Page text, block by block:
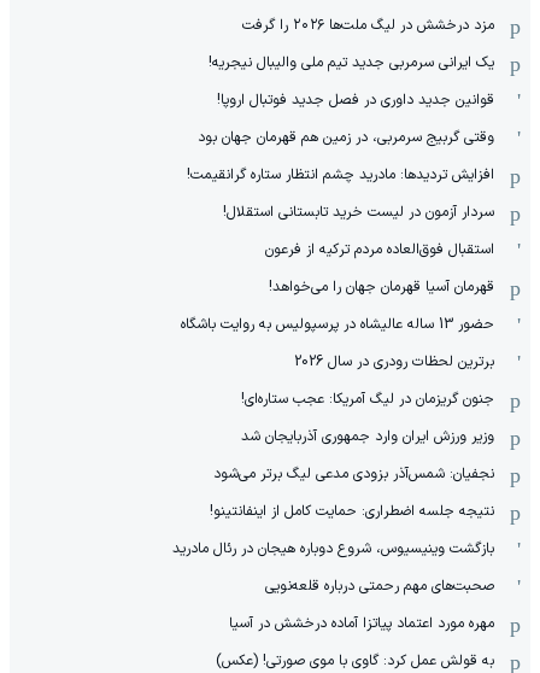
مزد درخشش در لیگ ملت‌ها ٢٠٢۶ را گرفت
یک ایرانی سرمربی جدید تیم ملی والیبال نیجریه!
قوانین جدید داوری در فصل جدید فوتبال اروپا!
وقتی گربیج سرمربی، در زمین هم قهرمان جهان بود
افزایش تردیدها: مادرید چشم انتظار ستاره گرانقیمت!
سردار آزمون در لیست خرید تابستانی استقلال!
استقبال فوق‌‌العاده مردم ترکیه از فرعون
قهرمان آسیا قهرمان جهان را می‌خواهد!
حضور 13 ساله عالیشاه در پرسپولیس به روایت باشگاه
برترین لحظات رودری در سال 2026
جنون گریزمان در لیگ آمریکا: عجب ستاره‌ای!
وزیر ورزش ایران وارد جمهوری آذربایجان شد
نجفیان: شمس‌آذر بزودی مدعی لیگ برتر می‌شود
نتیجه جلسه اضطراری: حمایت کامل از اینفانتینو!
بازگشت وینیسیوس، شروع دوباره هیجان در رئال مادرید
صحبت‌های مهم رحمتی درباره قلعه‌نویی
مهره مورد اعتماد پیاتزا آماده درخشش در آسیا
به قولش عمل کرد: گاوی با موی صورتی! (عکس)